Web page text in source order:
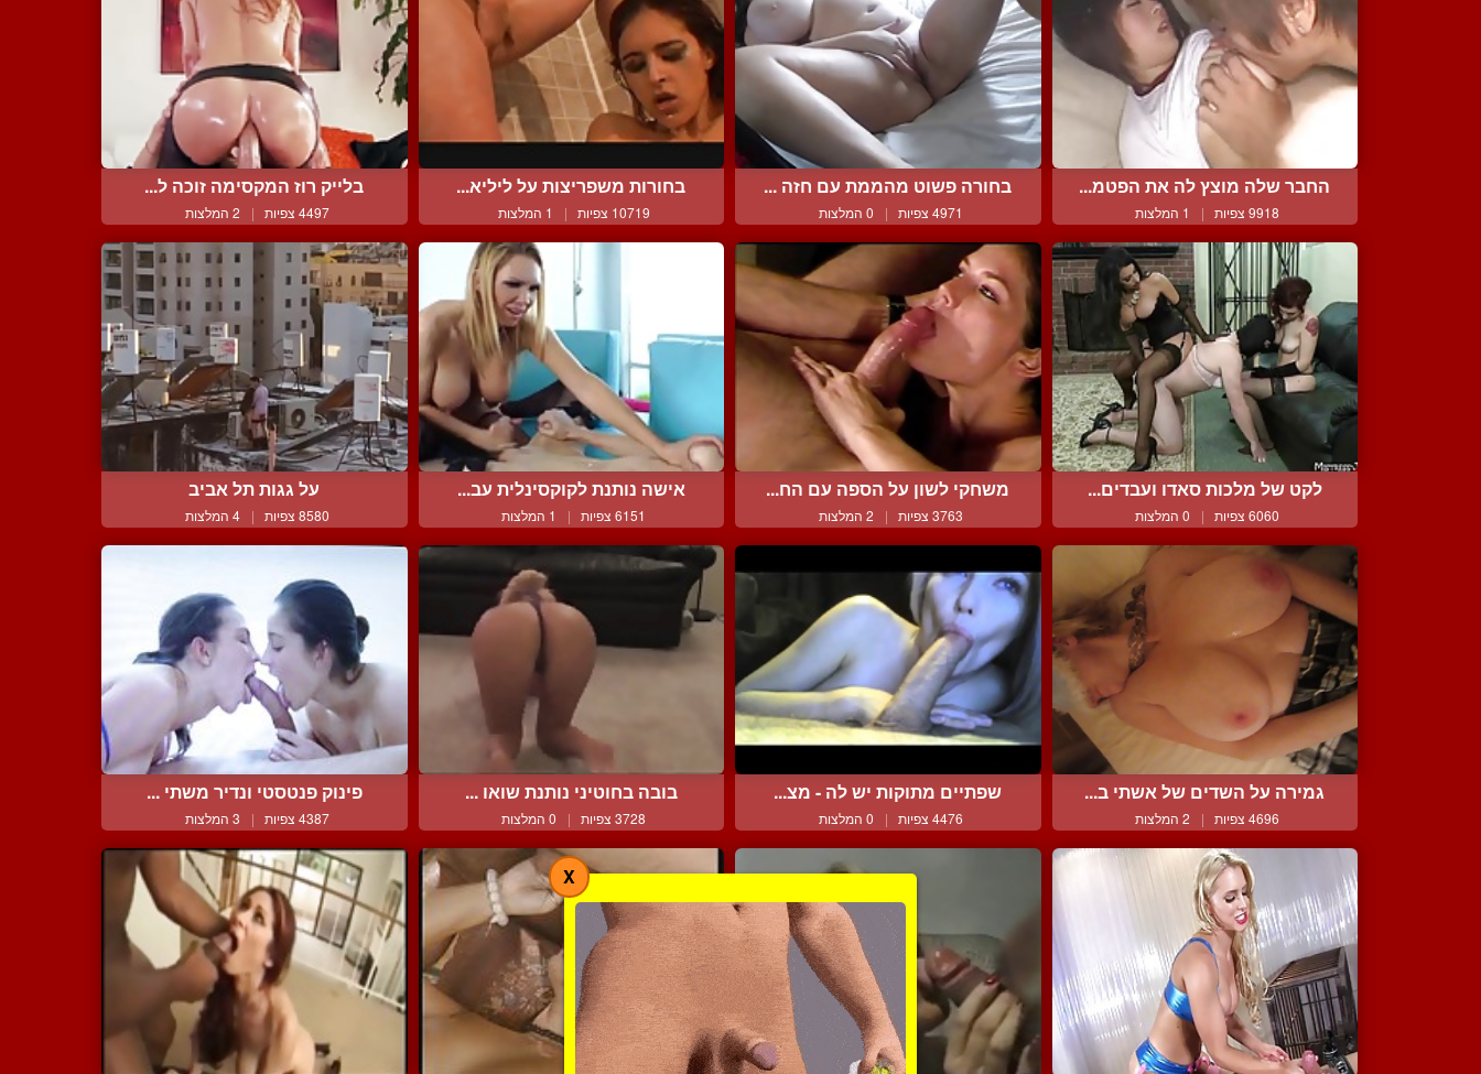
החבר שלה מוצץ לה את הפטמ...
9918 צפיות | 1 המלצות
בחורה פשוט מהממת עם חזה ...
4971 צפיות | 0 המלצות
בחורות משפריצות על ליליא...
10719 צפיות | 1 המלצות
בלייק רוז המקסימה זוכה ל...
4497 צפיות | 2 המלצות
לקט של מלכות סאדו ועבדים...
6060 צפיות | 0 המלצות
משחקי לשון על הספה עם הח...
3763 צפיות | 2 המלצות
אישה נותנת לקוקסינלית עב...
6151 צפיות | 1 המלצות
על גגות תל אביב
8580 צפיות | 4 המלצות
גמירה על השדים של אשתי ב...
4696 צפיות | 2 המלצות
שפתיים מתוקות יש לה - מצ...
4476 צפיות | 0 המלצות
בובה בחוטיני נותנת שואו ...
3728 צפיות | 0 המלצות
פינוק פנטסטי ונדיר משתי ...
4387 צפיות | 3 המלצות
X